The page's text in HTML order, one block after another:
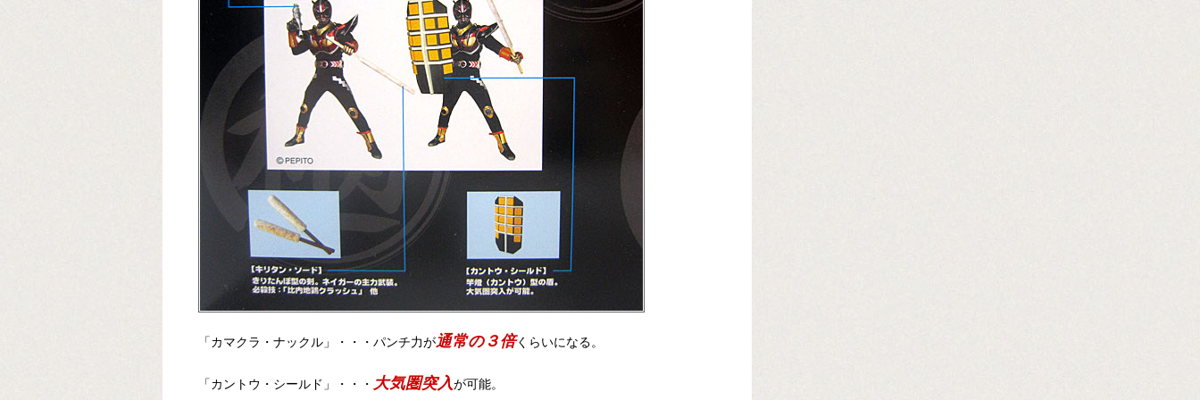
「カマクラ・ナックル」・・・パンチ力が通常の３倍くらいになる。
「カントウ・シールド」・・・ 大気圏突入が可能。